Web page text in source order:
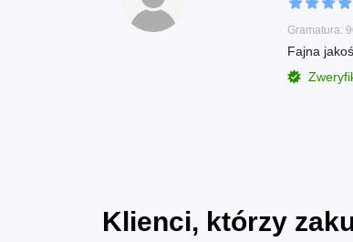
Gramatura:
Fajna
Klienci, którzy